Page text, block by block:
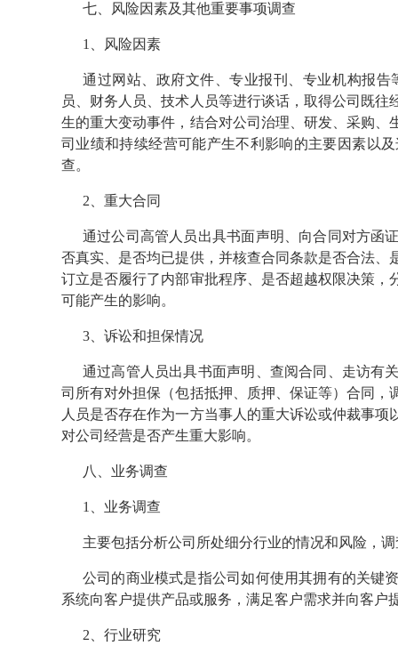
七、风险因素及其他重要事项调查
1、风险因素
通过网站、政府文件、专业报刊、专业机构报
员、财务人员、技术人员等进行谈话，取得公司既
生的重大变动事件，结合对公司治理、研发、采购
司业绩和持续经营可能产生不利影响的主要因素以
查。
2、重大合同
通过公司高管人员出具书面声明、向合同对方函
否真实、是否均已提供，并核查合同条款是否合法
订立是否履行了内部审批程序、是否超越权限决策
可能产生的影响。
3、诉讼和担保情况
通过高管人员出具书面声明、查阅合同、走访有
司所有对外担保（包括抵押、质押、保证等）合同
人员是否存在作为一方当事人的重大诉讼或仲裁事
对公司经营是否产生重大影响。
八、业务调查
1、业务调查
主要包括分析公司所处细分行业的情况和风险，
公司的商业模式是指公司如何使用其拥有的关键
系统向客户提供产品或服务，满足客户需求并向客户
2、行业研究